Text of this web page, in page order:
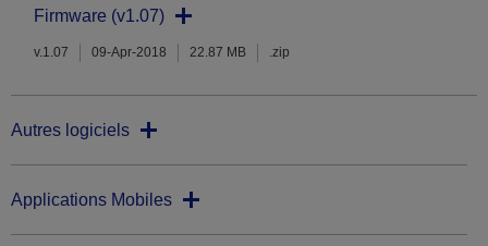
Firmware (v1.07)
v.1.07 09-Apr-2018 22.87 MB .zip
Autres logiciels
Applications Mobiles